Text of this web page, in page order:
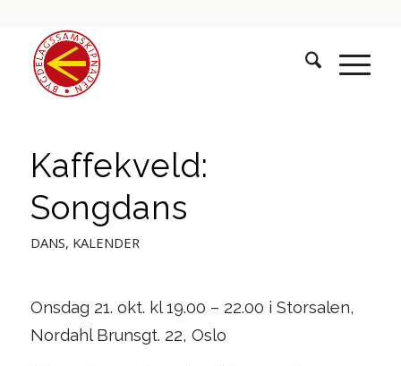
Kaffekveld:
Songdans
DANS, KALENDER
Onsdag 21. okt. kl 19.00 – 22.00 i Storsalen,
Nordahl Brunsgt. 22, Oslo